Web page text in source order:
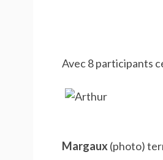
Avec 8 participants
Margaux (photo)